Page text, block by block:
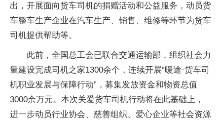
出，开展面向货车司机的捐赠活动和公益服务，动员货
车整车生产企业在汽车生产、销售、维修等环节为货车
司机提供帮助等。
此前，全国总工会已联合交通运输部，组织社会力
量建设完成司机之家1300余个，连续开展“暖途·货车司
机职业发展与保障行动”，募集发放资金和物资总值
3000余万元。本次关爱货车司机行动将在此基础上，
进一步动员行业协会、慈善组织、爱心企业等社会资源